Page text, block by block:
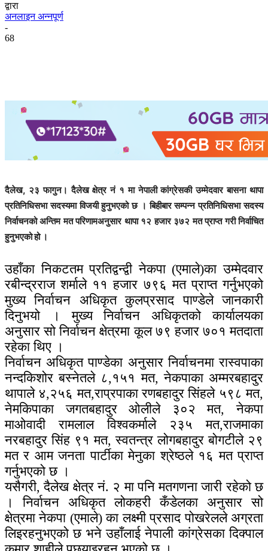
द्वारा
अनलाइन अन्नपूर्ण
-
68
दैलेख, २३ फागुन। दैलेख क्षेत्र नं १ मा नेपाली कांग्रेसकी उम्मेदवार बासना थापा
प्रतिनिधिसभा सदस्यमा विजयी हुनुभएको छ । बिहीबार सम्पन्न प्रतिनिधिसभा सदस्य
निर्वाचनको अन्तिम मत परिणामअनुसार थापा १२ हजार ३७२ मत प्राप्त गरी निर्वाचित
हुनुभएको हो ।
उहाँका निकटतम प्रतिद्वन्द्वी नेकपा (एमाले)का उम्मेदवार
रबीन्द्रराज शर्माले ११ हजार ७९६ मत प्राप्त गर्नुभएको
मुख्य निर्वाचन अधिकृत कुलप्रसाद पाण्डेले जानकारी
दिनुभयो । मुख्य निर्वाचन अधिकृतको कार्यालयका
अनुसार सो निर्वाचन क्षेत्रमा कूल ७९ हजार ७०१ मतदाता
रहेका थिए ।
निर्वाचन अधिकृत पाण्डेका अनुसार निर्वाचनमा रास्वपाका
नन्दकिशोर बस्नेतले ८,१५१ मत, नेकपाका अम्मरबहादुर
थापाले ४,२५६ मत,राप्रपाका रणबहादुर सिंहले ५९८ मत,
नेमकिपाका जगतबहादुर ओलीले ३०२ मत, नेकपा
माओवादी रामलाल विश्वकर्माले २३५ मत,राजमाका
नरबहादुर सिंह ९१ मत, स्वतन्त्र लोगबहादुर बोगटीले २९
मत र आम जनता पार्टीका मेनुका श्रेष्ठले १६ मत प्राप्त
गर्नुभएको छ ।
यसैगरी, दैलेख क्षेत्र नं. २ मा पनि मतगणना जारी रहेको छ
। निर्वाचन अधिकृत लोकहरी कँडेलका अनुसार सो
क्षेत्रमा नेकपा (एमाले) का लक्ष्मी प्रसाद पोखरेलले अग्रता
लिइरहनुभएको छ भने उहाँलाई नेपाली कांग्रेसका दिक्पाल